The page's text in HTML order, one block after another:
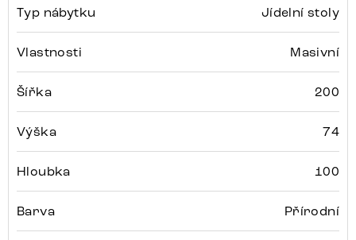
Typ nábytku Jídelní stoly
Vlastnosti Masivní
Šířka 200
Výška 74
Hloubka 100
Barva Přírodní